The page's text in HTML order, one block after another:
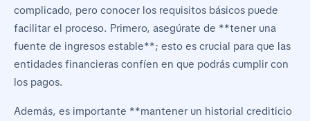
complicado, pero conocer los requisitos básicos puede
facilitar el proceso. Primero, asegúrate de **tener una
fuente de ingresos estable**; esto es crucial para que las
entidades financieras confíen en que podrás cumplir con
los pagos.
Además, es importante **mantener un historial crediticio